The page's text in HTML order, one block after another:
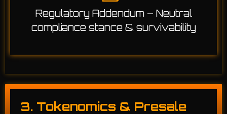
Regulatory Addendum – Neutral
compliance stance & survivability
3. Tokenomics & Presale